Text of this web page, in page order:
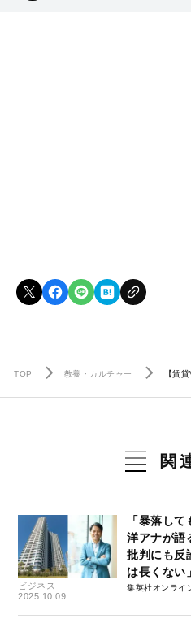
TOP 教養・カルチャー 【賃
関
ビジネス
2025.10.09
「暴落し
洋アナが語
批判にも反
は長くない
集英社オンライ